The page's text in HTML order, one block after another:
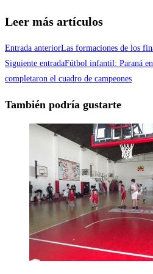
Leer más artículos
Entrada anteriorLas formaciones de los
Siguiente entradaFútbol infantil: Paraná
completaron el cuadro de campeones
También podría gustarte